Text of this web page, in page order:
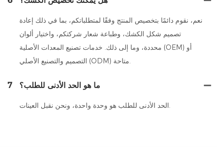
نعم، نقوم دائمًا بتخصيص المنتج وفقًا لمتطلباتكم، بما في ذلك إعادة
تصميم شكل الكشك، وطباعة شعار شركتكم، واختيار ألوان
محددة، وما إلى ذلك. خدمات تصنيع المعدات الأصلية (OEM) أو
التصميم والتصنيع الأصلي (ODM) متاحة.
7 ما هو الحد الأدنى للطلب؟
الحد الأدنى للطلب هو وحدة واحدة، ونحن نقبل العينات.